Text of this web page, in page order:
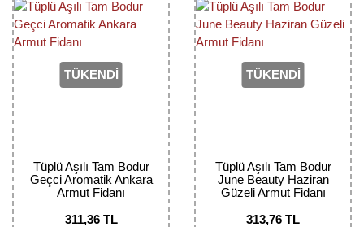
TÜKENDİ
Tüplü Aşılı Tam Bodur
Geçci Aromatik Ankara
Armut Fidanı
311,36 TL
TÜKENDİ
Tüplü Aşılı Tam Bodur
June Beauty Haziran
Güzeli Armut Fidanı
313,76 TL